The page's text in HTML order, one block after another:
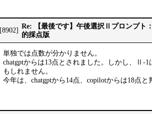
[8902]
Re: 【最後です】午後選択Ⅱプロンプト
的採点版
単独では点数が分かりません。
chatgptからは13点とされました。しかし、Ⅱ-
もしれません。
今年は、chatgptから14点、copilotからは18点と